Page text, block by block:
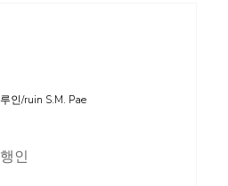
루인/ruin S.M. Pae
행인